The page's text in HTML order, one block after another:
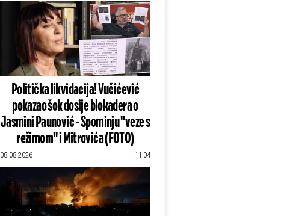
Politička likvidacija! Vučićević
pokazao šok dosije blokadera o
Jasmini Paunović - Spominju "veze s
režimom" i Mitrovića (FOTO)
08.08.2026 11:04